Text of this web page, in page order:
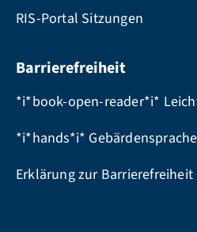
RIS-Portal Sitzungen
Barrierefreiheit
*i*book-open-reader*i*
*i*hands*i* Gebärdensprache
Erklärung zur Barrierefreiheit